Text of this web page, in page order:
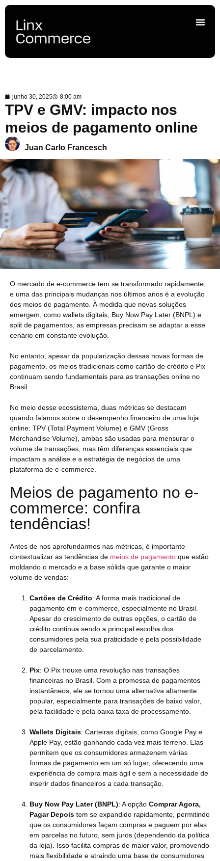
junho 30, 2025 8:00 am
TPV e GMV: impacto nos
meios de pagamento online
Juan Carlo Francesch
O mercado de e-commerce tem se transformado rapidamente,
e uma das principais mudanças nos últimos anos é a evolução
dos meios de pagamento. À medida que novas soluções
emergem, como wallets digitais, Buy Now Pay Later (BNPL) e
split de pagamentos, as empresas precisam se adaptar a esse
cenário em constante evolução.
No entanto, apesar da popularização dessas novas formas de
pagamento, os meios tradicionais como cartão de crédito e Pix
continuam sendo fundamentais para as transações online no
Brasil.
No meio desse ecossistema, duas métricas se destacam
quando falamos sobre o desempenho financeiro de uma loja
online: TPV (Total Payment Volume) e GMV (Gross
Merchandise Volume), ambas são usadas para mensurar o
volume de transações, mas têm diferenças essenciais que
impactam a análise e a estratégia de negócios de uma
plataforma de e-commerce.
Meios de pagamento no e-
commerce: confira
tendências!
Antes de nos aprofundarmos nas métricas, é importante
contextualizar as tendências de meios de pagamento que estão
moldando o mercado e a base sólida que garante o maior
volume de vendas:
Cartões de Crédito: A forma mais tradicional de
pagamento em e-commerce, especialmente no Brasil.
Apesar do crescimento de outras opções, o cartão de
crédito continua sendo a principal escolha dos
consumidores pela sua praticidade e pela possibilidade
de parcelamento.
Pix: O Pix trouxe uma revolução nas transações
financeiras no Brasil. Com a promessa de pagamentos
instantâneos, ele se tornou uma alternativa altamente
popular, especialmente para transações de baixo valor,
pela facilidade e pela baixa taxa de processamento.
Wallets Digitais: Carteiras digitais, como Google Pay e
Apple Pay, estão ganhando cada vez mais terreno. Elas
permitem que os consumidores armazenem várias
formas de pagamento em um só lugar, oferecendo uma
experiência de compra mais ágil e sem a necessidade de
inserir dados financeiros a cada transação.
Buy Now Pay Later (BNPL): A opção Comprar Agora,
Pagar Depois tem se expandido rapidamente, permitindo
que os consumidores façam compras e paguem por elas
em parcelas no futuro, sem juros (dependendo da política
da loja). Isso facilita compras de maior valor, promovendo
mais flexibilidade e atraindo uma base de consumidores